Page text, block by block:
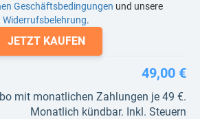
Geschäftsbedingungen und unsere
Widerrufsbelehrung.
JETZT KAUFEN
49,00 €
mit monatlichen Zahlungen je 49 €.
Monatlich kündbar. Inkl. Steuern